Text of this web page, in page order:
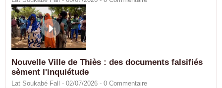
Nouvelle Ville de Thiès : des documents falsifiés
sèment l'inquiétude
Lat Soukabé Fall - 02/07/2026 - 0 Commentaire